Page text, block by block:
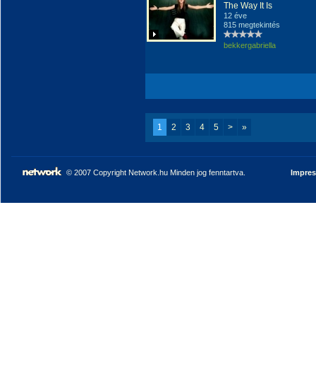
The Way It Is
12 éve
815 megtekintés
bekkergabriella
1 2 3 4 5 > »
© 2007 Copyright Network.hu Minden jog fenntartva.